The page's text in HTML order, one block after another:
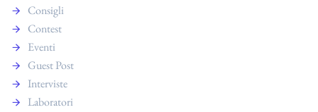
Consigli
Contest
Eventi
Guest Post
Interviste
Laboratori